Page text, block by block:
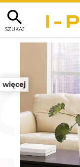
SZUKAJ
więcej